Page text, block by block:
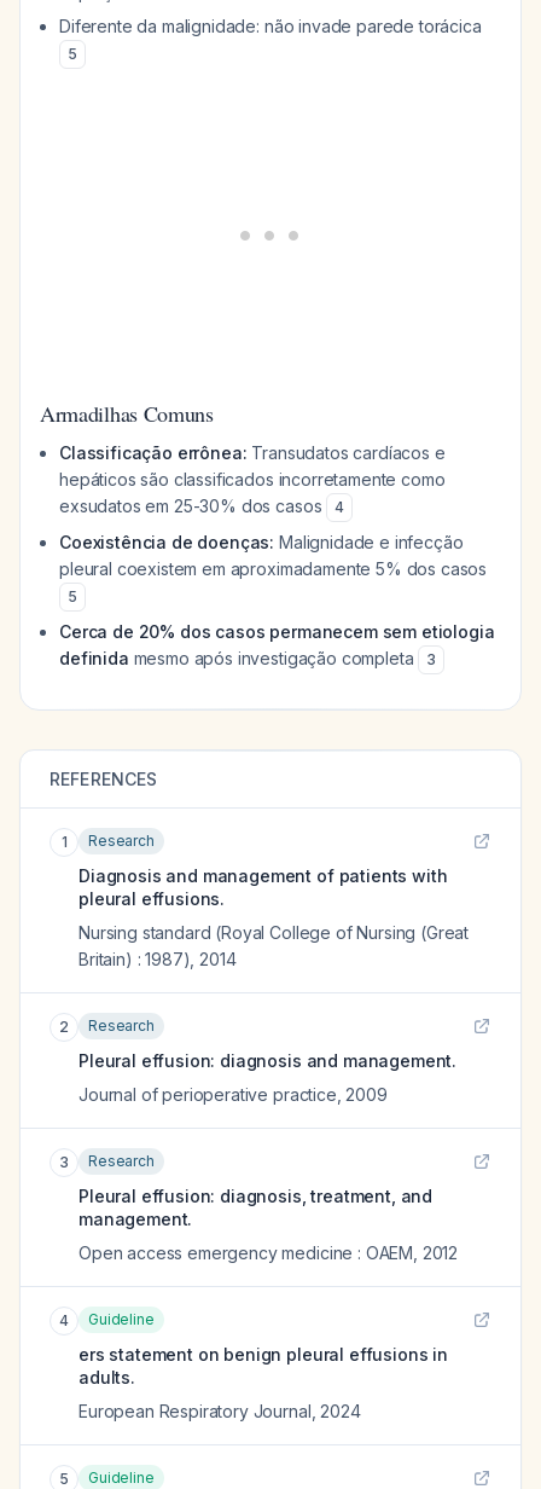
Diferente da malignidade: não invade parede torácica
5
Armadilhas Comuns
Classificação errônea: Transudatos cardíacos e
hepáticos são classificados incorretamente como
exsudatos em 25-30% dos casos
4
Coexistência de doenças: Malignidade e infecção
pleural coexistem em aproximadamente 5% dos casos
5
Cerca de 20% dos casos permanecem sem etiologia
definida mesmo após investigação completa 3
REFERENCES
1 Research
Diagnosis and management of patients with
pleural effusions.
Nursing standard (Royal College of Nursing (Great
Britain) : 1987) 2014
2 Research
Pleural effusion: diagnosis and management.
Journal of perioperative practice 2009
3 Research
Pleural effusion: diagnosis, treatment, and
management.
Open access emergency medicine : OAEM 2012
4 Guideline
ers statement on benign pleural effusions in
adults.
European Respiratory Journal 2024
5 Guideline